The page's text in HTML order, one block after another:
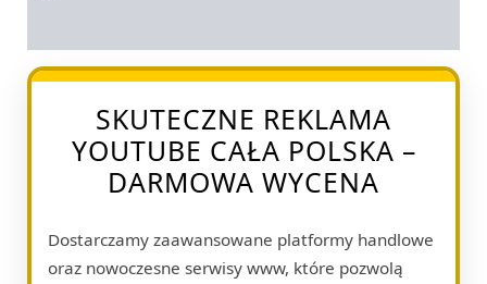
SKUTECZNE REKLAMA
YOUTUBE CAŁA POLSKA –
DARMOWA WYCENA
Dostarczamy zaawansowane platformy handlowe
oraz nowoczesne serwisy www, które pozwolą